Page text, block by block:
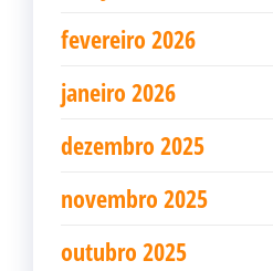
fevereiro 2026
janeiro 2026
dezembro 2025
novembro 2025
outubro 2025